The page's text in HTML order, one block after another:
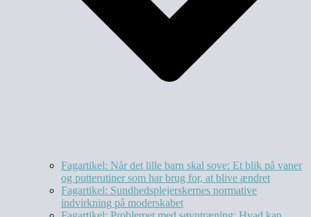
Fagartikel: Når det lille barn skal sove: Et blik på vaner
og putterutiner som har brug for, at blive ændret
Fagartikel: Sundhedsplejerskernes normative
indvirkning på moderskabet